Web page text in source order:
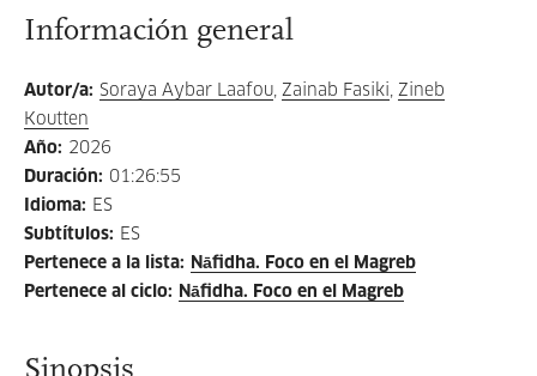
Información general
Autor/a: Soraya Aybar Laafou, Zainab Fasiki , Zineb
Koutten
Año: 2026
Duración: 01:26:55
Idioma: ES
Subtítulos: ES
Pertenece a la lista:
Nāfidha. Foco en el Magreb
Pertenece al ciclo: Nāfidha. Foco en el Magreb